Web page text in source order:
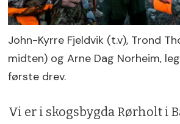
John-Kyrre Fjeldvik (t.v), Trond
midten) og Arne Dag Norheim,
første drev.
Vi er i skogsbygda Rørholt i